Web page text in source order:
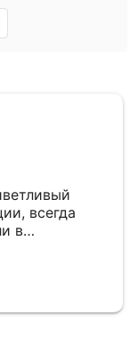
всегда
в